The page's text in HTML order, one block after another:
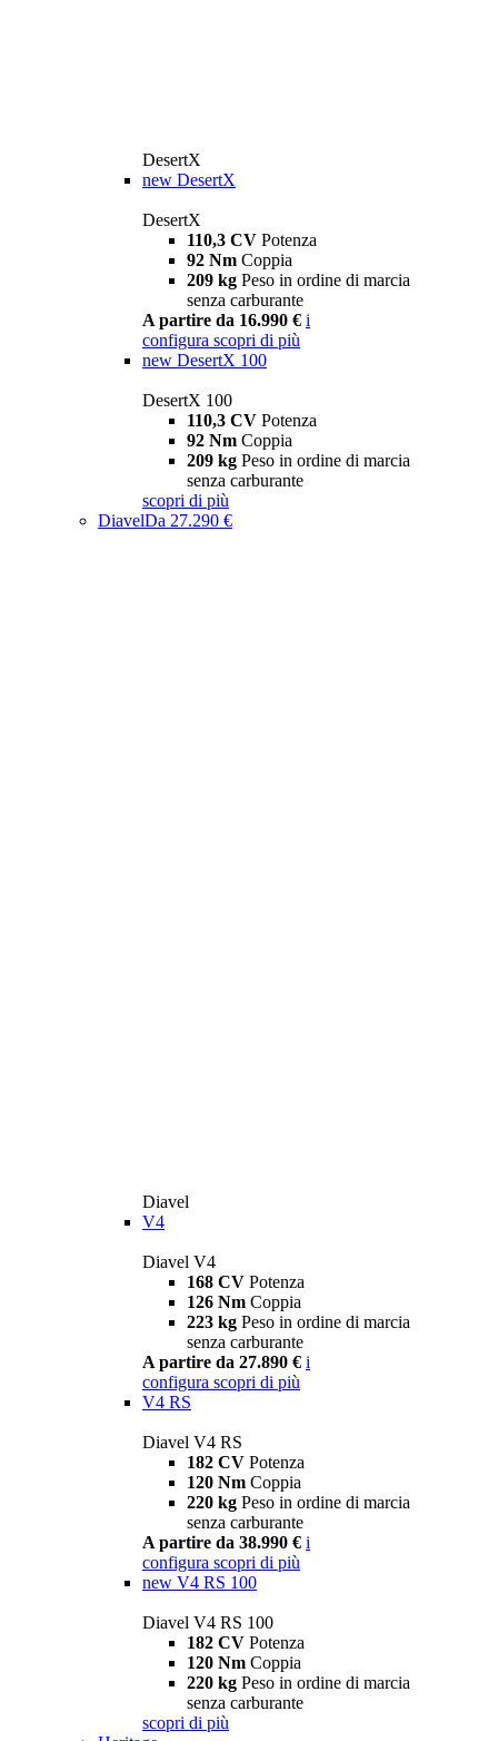
DesertX
new DesertX
DesertX
110,3 CV Potenza
92 Nm Coppia
209 kg Peso in ordine di marcia
senza carburante
A partire da 16.990 € i
configura scopri di più
new DesertX 100
DesertX 100
110,3 CV Potenza
92 Nm Coppia
209 kg Peso in ordine di marcia
senza carburante
scopri di più
DiavelDa 27.290 €
Diavel
V4
Diavel V4
168 CV Potenza
126 Nm Coppia
223 kg Peso in ordine di marcia
senza carburante
A partire da 27.890 € i
configura scopri di più
V4 RS
Diavel V4 RS
182 CV Potenza
120 Nm Coppia
220 kg Peso in ordine di marcia
senza carburante
A partire da 38.990 € i
configura scopri di più
new V4 RS 100
Diavel V4 RS 100
182 CV Potenza
120 Nm Coppia
220 kg Peso in ordine di marcia
senza carburante
scopri di più